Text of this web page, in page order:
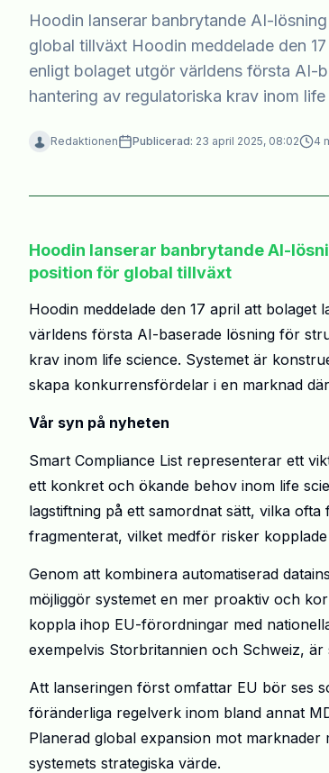
Hoodin lanserar banbrytande AI-
global tillväxt Hoodin meddelade den
enligt bolaget utgör världens första AI-
hantering av regulatoriska krav inom life
Redaktionen Publicerad: 23 april 2025, 08:02 4
Hoodin lanserar banbrytande AI-
position för global tillväxt
Hoodin meddelade den 17 april att bolaget
världens första AI-baserade lösning för
krav inom life science. Systemet är
skapa konkurrensfördelar i en marknad
Vår syn på nyheten
Smart Compliance List representerar ett
ett konkret och ökande behov inom life
lagstiftning på ett samordnat sätt, vilka
fragmenterat, vilket medför risker
Genom att kombinera automatiserad
möjliggör systemet en mer proaktiv och
koppla ihop EU-förordningar med
exempelvis Storbritannien och Schweiz,
Att lanseringen först omfattar EU bör ses
föränderliga regelverk inom bland annat
Planerad global expansion mot
systemets strategiska värde.